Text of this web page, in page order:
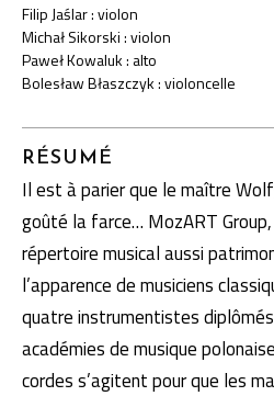
Filip Jaślar : violon
Michał Sikorski : violon
Paweł Kowaluk : alto
Bolesław Błaszczyk : violoncelle
RÉSUMÉ
Il est à parier que le maître
goûté la farce… MozART
répertoire musical aussi
l’apparence de musiciens
quatre instrumentistes
académies de musique
cordes s’agitent pour que les